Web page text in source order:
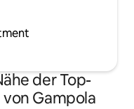
der Top-
Gampola